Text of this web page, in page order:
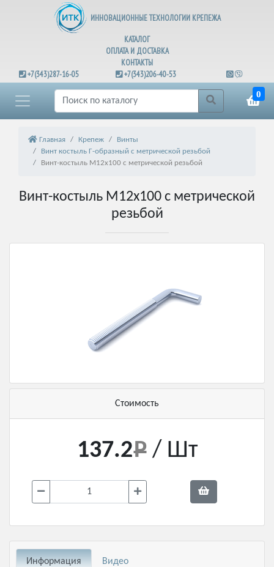
ИННОВАЦИОННЫЕ ТЕХНОЛОГИИ КРЕПЕЖА
КАТАЛОГ
ОПЛАТА И ДОСТАВКА
КОНТАКТЫ
+7(343)287-16-05
+7(343)206-40-53
0
Главная Крепеж
Винты
Винт костыль Г-образный с метрической резьбой
Винт-костыль М12х100 с метрической резьбой
Винт-костыль М12х100 с метрической
резьбой
Стоимость
137.2 / Шт
Информация Видео